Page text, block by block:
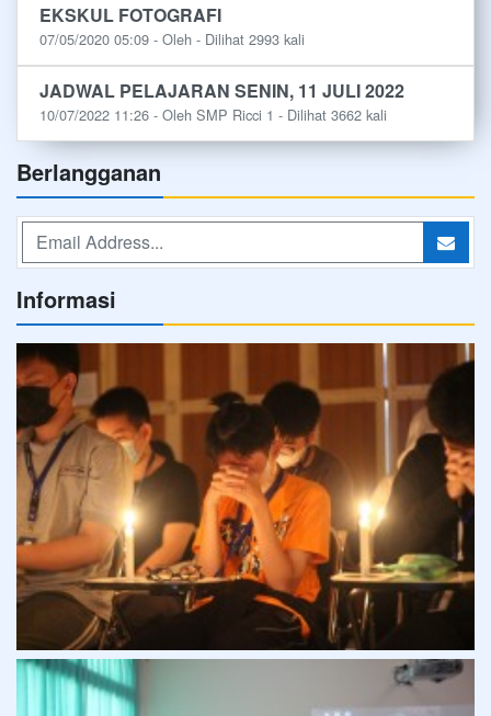
EKSKUL FOTOGRAFI
07/05/2020 05:09 - Oleh - Dilihat 2993 kali
JADWAL PELAJARAN SENIN, 11 JULI 2022
10/07/2022 11:26 - Oleh SMP Ricci 1 - Dilihat 3662 kali
Berlangganan
Informasi